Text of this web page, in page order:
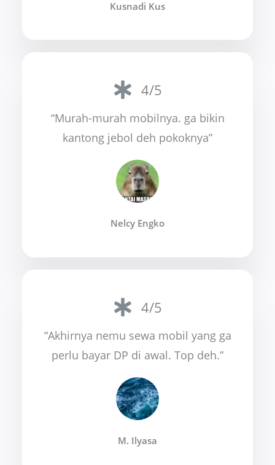
Kusnadi Kus
4/5
“Murah-murah mobilnya. ga bikin
kantong jebol deh pokoknya”
Nelcy Engko
4/5
“Akhirnya nemu sewa mobil yang ga
perlu bayar DP di awal. Top deh.”
M. Ilyasa